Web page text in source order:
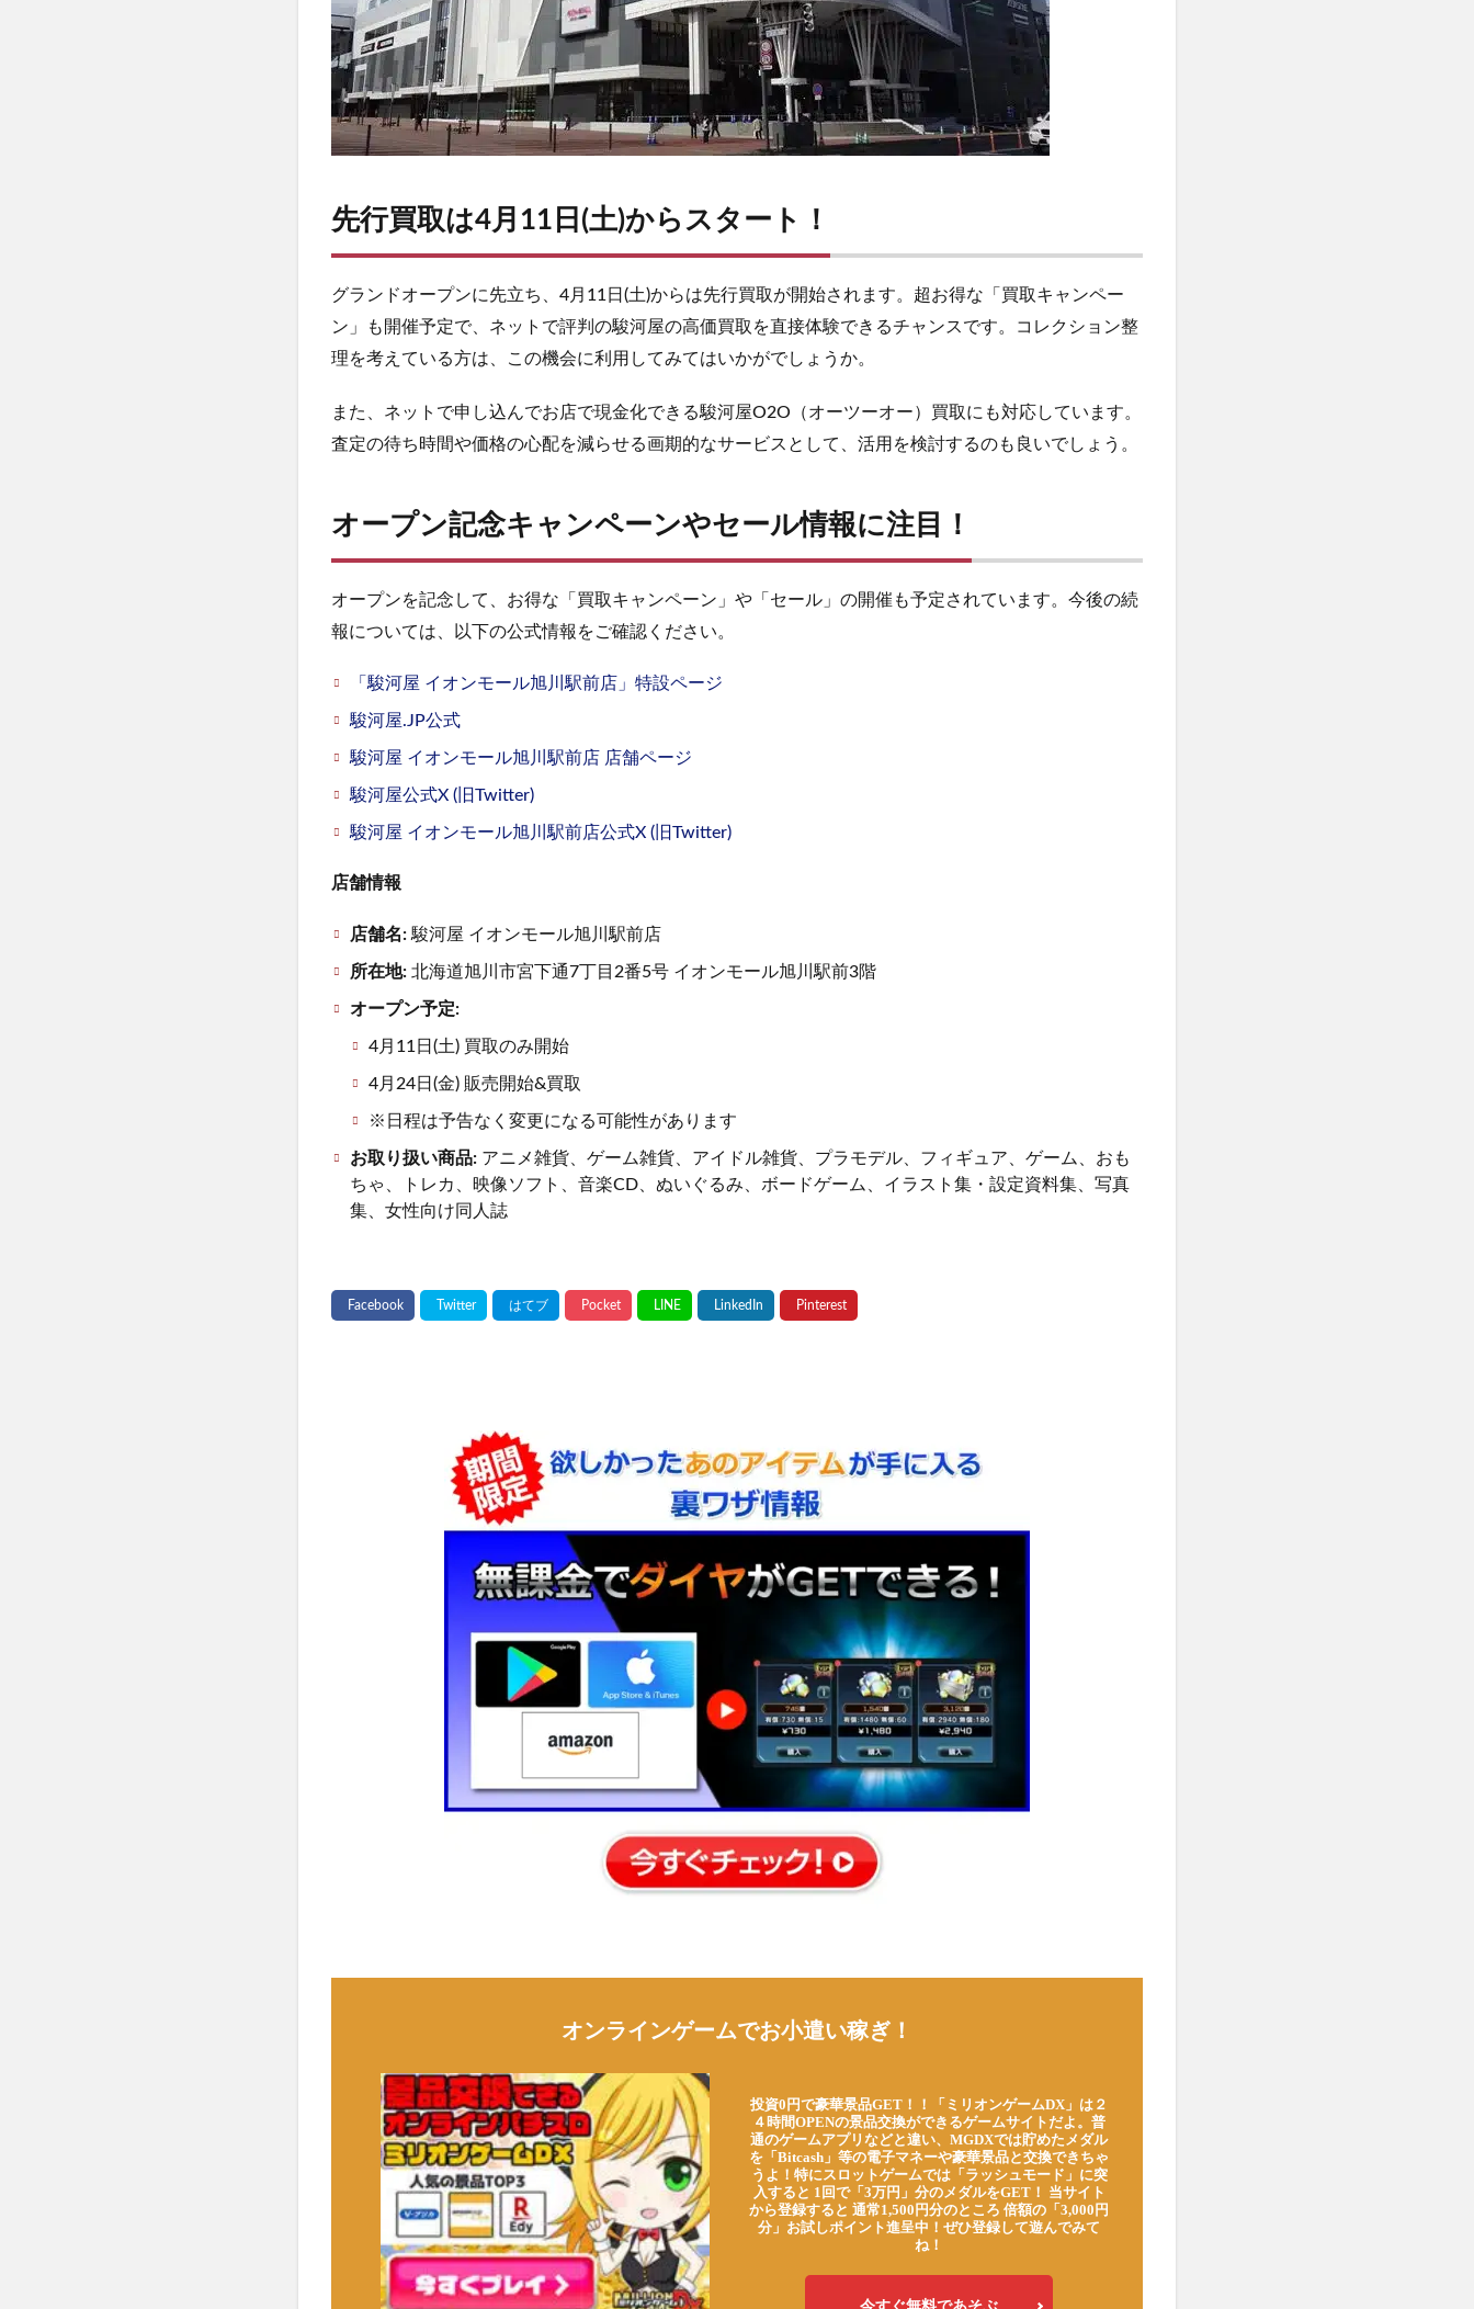
プン
記念
キャ
ンペ
ーン
やセ
ール
目！
先行買取は4月11日(土)からスタート！
グランドオープンに先立ち、4月11日(土)からは先行買取が開始されます。超お得な「買取キャンペー
ン」も開催予定で、ネットで評判の駿河屋の高価買取を直接体験できるチャンスです。コレクション整
理を考えている方は、この機会に利用してみてはいかがでしょうか。
また、ネットで申し込んでお店で現金化できる駿河屋O2O（オーツーオー）買取にも対応しています。
査定の待ち時間や価格の心配を減らせる画期的なサービスとして、活用を検討するのも良いでしょう。
オープン記念キャンペーンやセール情報に注目！
オープンを記念して、お得な「買取キャンペーン」や「セール」の開催も予定されています。今後の続
報については、以下の公式情報をご確認ください。
「駿河屋 イオンモール旭川駅前店」特設ページ
駿河屋.JP公式
駿河屋 イオンモール旭川駅前店 店舗ページ
駿河屋公式X (旧Twitter)
駿河屋 イオンモール旭川駅前店公式X (旧Twitter)
店舗情報
店舗名: 駿河屋 イオンモール旭川駅前店
所在地: 北海道旭川市宮下通7丁目2番5号 イオンモール旭川駅前3階
オープン予定:
4月11日(土) 買取のみ開始
4月24日(金) 販売開始&買取
※日程は予告なく変更になる可能性があります
お取り扱い商品: アニメ雑貨、ゲーム雑貨、アイドル雑貨、プラモデル、フィギュア、ゲーム、おも
ちゃ、トレカ、映像ソフト、音楽CD、ぬいぐるみ、ボードゲーム、イラスト集・設定資料集、写真
集、女性向け同人誌
オンラインゲームでお小遣い稼ぎ！
投資0円で豪華景品GET！！「ミリオンゲームDX」は２
４時間OPENの景品交換ができるゲームサイトだよ。普
通のゲームアプリなどと違い、MGDXでは貯めたメダル
を「Bitcash」等の電子マネーや豪華景品と交換できちゃ
うよ！特にスロットゲームでは「ラッシュモード」に突
入すると 1回で「3万円」分のメダルをGET！ 当サイト
から登録すると 通常1,500円分のところ 倍額の「3,000円
分」お試しポイント進呈中！ぜひ登録して遊んでみて
ね！